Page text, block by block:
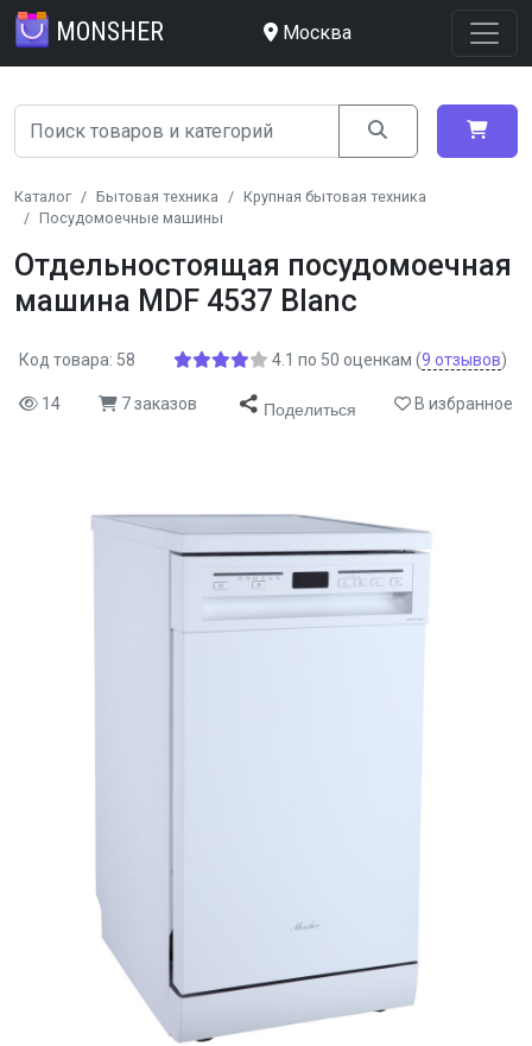
MONSHER Москва
Каталог Бытовая техника
Крупная бытовая техника
Посудомоечные машины
Отдельностоящая посудомоечная
машина MDF 4537 Blanc
Код товара: 58 4.1 по 50 оценкам (9 отзывов)
14 7 заказов Поделиться В избранное